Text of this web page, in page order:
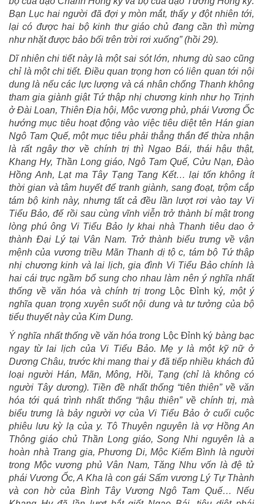
Bạn Lục hai người đã đợi y mòn mắt, thấy y đột nhiên tới,
lại có được hai bộ kinh thư giáo chủ đang cần thì mừng
như nhặt được bảo bối trên trời rơi xuống” (hồi 29).
Dĩ nhiên chi tiết này là một sai sót lớn, nhưng dù sao cũng
chỉ là một chi tiết. Điều quan trọng hơn có liên quan tới nội
dung là nếu các lực lượng và cá nhân chống Thanh không
tham gia giành giật Tứ thập nhị chương kinh như họ Trịnh
ở Đài Loan, Thiên Địa hội, Mộc vương phủ, phái Vương Ốc
hướng mục tiêu hoạt động vào việc tiêu diệt tên Hán gian
Ngô Tam Quế, một mục tiêu phải thẳng thắn để thừa nhận
là rất ngây thơ về chính trị thì Ngao Bái, thái hậu thật,
Khang Hy, Thần Long giáo, Ngô Tam Quế, Cửu Nạn, Đào
Hồng Anh, Lạt ma Tây Tạng Tang Kết… lại tốn không ít
thời gian và tâm huyết để tranh giành, sang đoạt, trộm cắp
tám bộ kinh này, nhưng tất cả đều lần lượt rơi vào tay Vi
Tiểu Bảo, đế rồi sau cùng vĩnh viễn trở thành bí mật trong
lòng phú ông Vi Tiểu Bảo ly khai nhà Thanh tiêu dao ở
thành Đại Lý tại Vân Nam. Trở thành biểu trưng về vận
mệnh của vương triều Mãn Thanh dị tộ c, tám bộ Tứ thập
nhị chương kinh và lai lịch, gia đình Vi Tiểu Bảo chính là
hai cái trục ngầm bổ sung cho nhau làm nên ý nghĩa nhất
thống về văn hóa và chính trị trong Lộc Đỉnh ký, một ý
nghĩa quan trọng xuyên suốt nội dung và tư tưởng của bộ
tiểu thuyết này của Kim Dung.
Ý nghĩa nhất thống về văn hóa trong Lộc Đỉnh ký bàng bạc
ngay từ lai lịch của Vi Tiểu Bảo. Mẹ y là một kỹ nữ ở
Dương Châu, trước khi mang thai y đã tiếp nhiều khách đủ
loại người Hán, Mãn, Mông, Hồi, Tạng (chỉ là không có
người Tây dương). Tiền đề nhất thống “tiên thiên” về văn
hóa tới quá trình nhất thống “hậu thiên” về chính trị, mà
biểu trưng là bảy người vợ của Vi Tiểu Bảo ở cuối cuộc
phiêu lưu kỳ lạ của y. Tô Thuyên nguyên là vợ Hồng An
Thông giáo chủ Thần Long giáo, Song Nhi nguyên là a
hoàn nhà Trang gia, Phương Di, Mộc Kiếm Bình là người
trong Mộc vương phủ Vân Nam, Tăng Nhu vốn là đệ tử
phái Vương Ốc, A Kha là con gái Sấm vương Lý Tự Thành
và con hờ của Bình Tây Vương Ngô Tam Quế… Nếu